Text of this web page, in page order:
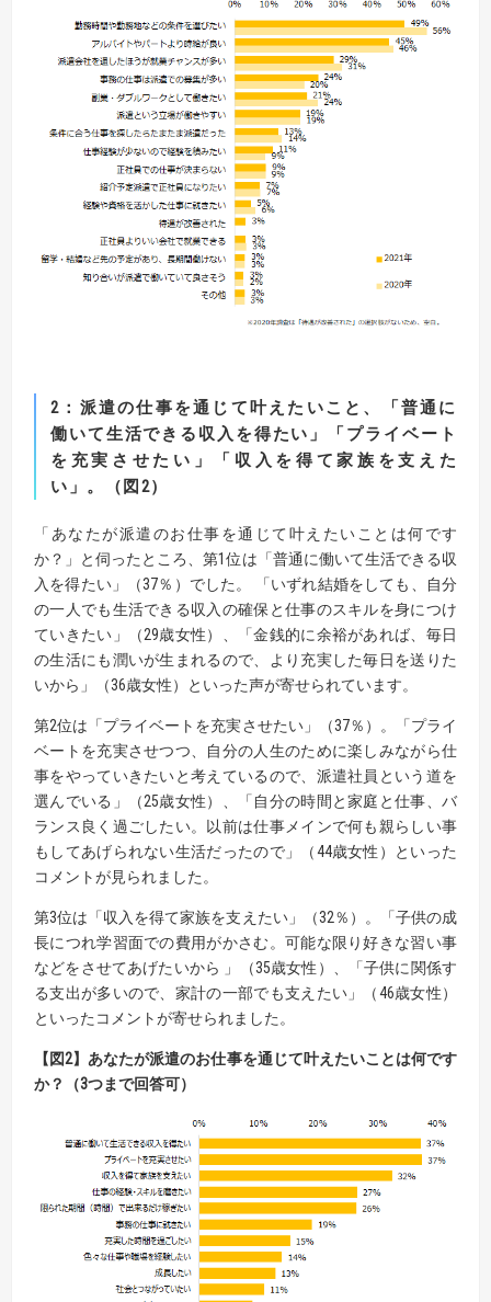
2 ：派遣の仕事を通じて叶えたいこと、「普通に
働いて生活できる収入を得たい」「 プライベート
を充実させたい」「収入を得て家族を支えた
い」。（図 2）
「あなたが派遣のお仕事を通じて叶えたいことは何です
か？」と伺ったところ、第1位は「普通に働いて生活できる収
入を得たい」（37％）でした。 「いずれ結婚をしても、自分
の一人でも生活できる収入の確保と仕事のスキルを身につけ
ていきたい」（29歳女性）、「金銭的に余裕があれば、毎日
の生活にも潤いが生まれるので、より充実した毎日を送りた
いから」（36歳女性）といった声が寄せられています。
第2位は「プライベートを充実させたい」（37％）。「プライ
ベートを充実させつつ、自分の人生のために楽しみながら仕
事をやっていきたいと考えているので、派遣社員という道を
選んでいる」（25歳女性）、「自分の時間と家庭と仕事、バ
ランス良く過ごしたい。以前は仕事メインで何も親らしい事
もしてあげられない生活だったので」（44歳女性）といった
コメントが見られました。
第3位は「収入を得て家族を支えたい」（32％）。「子供の成
長につれ学習面での費用がかさむ。可能な限り好きな習い事
などをさせてあげたいから 」（35歳女性）、「子供に関係す
る支出が多いので、家計の一部でも支えたい」（46歳女性）
といったコメントが寄せられました。
【 図2】あなたが派遣のお仕事を通じて叶えたいことは何です
か？（3つまで回答可）